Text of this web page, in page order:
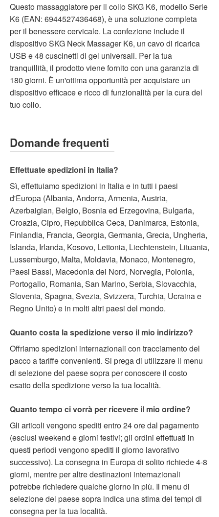
Questo massaggiatore per il collo SKG K6, modello Serie
K6 (EAN: 6944527436468), è una soluzione completa
per il benessere cervicale. La confezione include il
dispositivo SKG Neck Massager K6, un cavo di ricarica
USB e 48 cuscinetti di gel universali. Per la tua
tranquillità, il prodotto viene fornito con una garanzia di
180 giorni. È un'ottima opportunità per acquistare un
dispositivo efficace e ricco di funzionalità per la cura del
tuo collo.
Domande frequenti
Effettuate spedizioni in Italia?
Sì, effettuiamo spedizioni in Italia e in tutti i paesi
d'Europa (Albania, Andorra, Armenia, Austria,
Azerbaigian, Belgio, Bosnia ed Erzegovina, Bulgaria,
Croazia, Cipro, Repubblica Ceca, Danimarca, Estonia,
Finlandia, Francia, Georgia, Germania, Grecia, Ungheria,
Islanda, Irlanda, Kosovo, Lettonia, Liechtenstein, Lituania,
Lussemburgo, Malta, Moldavia, Monaco, Montenegro,
Paesi Bassi, Macedonia del Nord, Norvegia, Polonia,
Portogallo, Romania, San Marino, Serbia, Slovacchia,
Slovenia, Spagna, Svezia, Svizzera, Turchia, Ucraina e
Regno Unito) e in molti altri paesi del mondo.
Quanto costa la spedizione verso il mio indirizzo?
Offriamo spedizioni internazionali con tracciamento del
pacco a tariffe convenienti. Si prega di utilizzare il menu
di selezione del paese sopra per conoscere il costo
esatto della spedizione verso la tua località.
Quanto tempo ci vorrà per ricevere il mio ordine?
Gli articoli vengono spediti entro 24 ore dal pagamento
(esclusi weekend e giorni festivi; gli ordini effettuati in
questi periodi vengono spediti il giorno lavorativo
successivo). La consegna in Europa di solito richiede 4-8
giorni, mentre per altre destinazioni internazionali
potrebbe richiedere qualche giorno in più. Il menu di
selezione del paese sopra indica una stima dei tempi di
consegna per la tua località.